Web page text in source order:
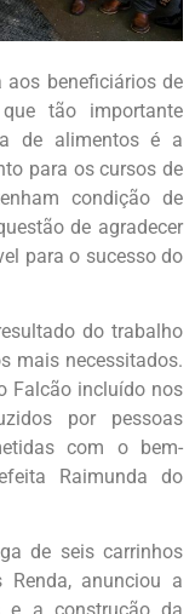
beneficiários de
tão importante
de alimentos é a
para os cursos de
condição de
de agradecer
para o sucesso do
do trabalho
mais necessitados.
Falcão incluído nos
por pessoas
com o bem-
Raimunda do
de seis carrinhos
anunciou a